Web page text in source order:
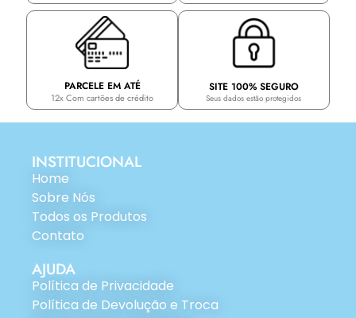
PARCELE EM ATÉ
12x Com cartões de crédito
SITE 100% SEGURO
Seus dados estão protegidos
INSTITUCIONAL
Home
Sobre Nós
Todos os Produtos
Contato
AJUDA
Política de Privacidade
Política de Devolução e Troca